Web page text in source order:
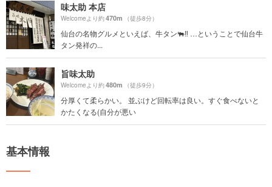
味太助 本店
Welcomeより約470m （徒歩8分）
仙台の名物グルメといえば、牛タン🐃‼️ …ということで仙台牛
タン発祥の...
旨味太助
Welcomeより約480m （徒歩9分）
分厚くて柔らかい。 並ぶけど回転率は良い。すぐ食べないと
かたくなる(自分が悪い
基本情報